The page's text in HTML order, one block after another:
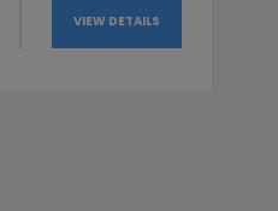
VIEW DETAILS